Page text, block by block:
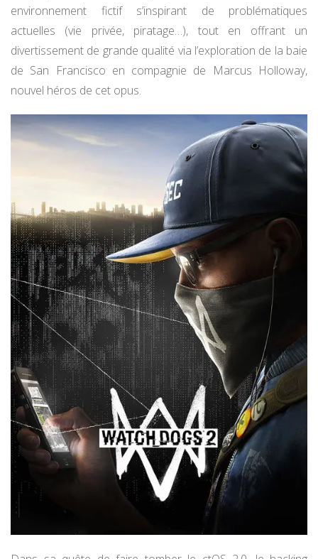
environnement fictif s’inspirant de problématiques
actuelles (vie privée, piratage…), tout en offrant un
divertissement de grande qualité via l’exploration de la baie
de San Francisco en compagnie de Marcus Holloway,
nouvel héros de cet opus.